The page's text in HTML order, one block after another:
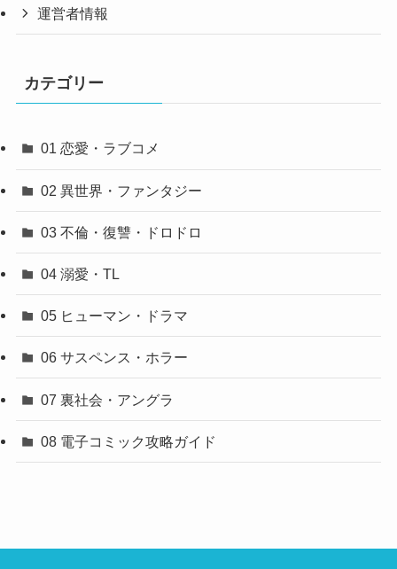
運営者情報
カテゴリー
01 恋愛・ラブコメ
02 異世界・ファンタジー
03 不倫・復讐・ドロドロ
04 溺愛・TL
05 ヒューマン・ドラマ
06 サスペンス・ホラー
07 裏社会・アングラ
08 電子コミック攻略ガイド